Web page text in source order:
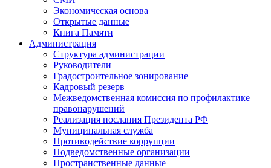
Экономическая основа
Открытые данные
Книга Памяти
Администрация
Структура администрации
Руководители
Градостроительное зонирование
Кадровый резерв
Межведомственная комиссия по профилактике
правонарушений
Реализация послания Президента РФ
Муниципальная служба
Противодействие коррупции
Подведомственные организации
Пространственные данные